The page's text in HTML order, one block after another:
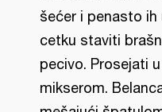
šećer i penasto
cetku staviti
pecivo. Prosejati
mikserom.